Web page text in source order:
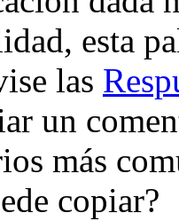
esta
las
un
más
copiar?